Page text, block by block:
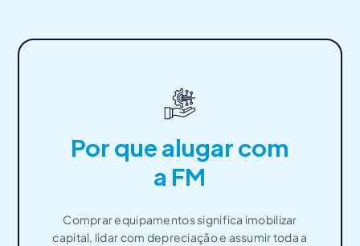
Por que alugar com
a FM
Comprar equipamentos significa imobilizar
capital, lidar com depreciação e assumir toda a